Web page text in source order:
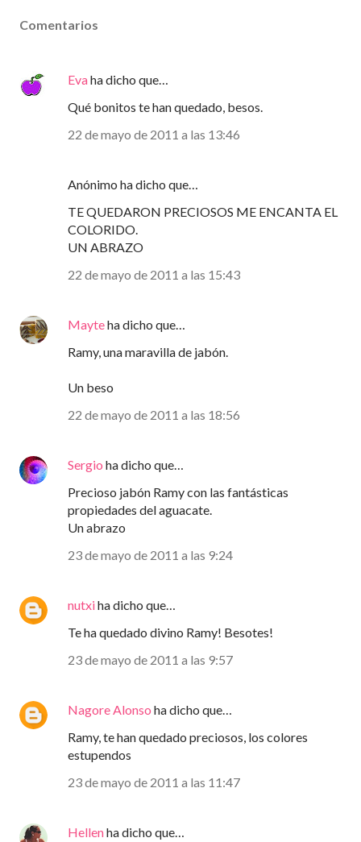
Comentarios
Evaha dicho que…
Qué bonitos te han quedado, besos.
22 de mayo de 2011 a las 13:46
Anónimo ha dicho que…
TE QUEDARON PRECIOSOS ME ENCANTA EL
COLORIDO.
UN ABRAZO
22 de mayo de 2011 a las 15:43
Mayteha dicho que…
Ramy, una maravilla de jabón.
Un beso
22 de mayo de 2011 a las 18:56
Sergio ha dicho que…
Precioso jabón Ramy con las fantásticas
propiedades del aguacate.
Un abrazo
23 de mayo de 2011 a las 9:24
nutxiha dicho que…
Te ha quedado divino Ramy! Besotes!
23 de mayo de 2011 a las 9:57
Nagore Alonso ha dicho que…
Ramy, te han quedado preciosos, los colores
estupendos
23 de mayo de 2011 a las 11:47
Hellenha dicho que…